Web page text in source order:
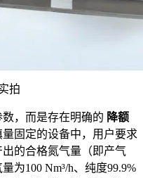
拍
，而是存在明确的 降额
固定的设备中，用户要求
的合格氮气量（即产气
为100 Nm³/h、纯度99.9%